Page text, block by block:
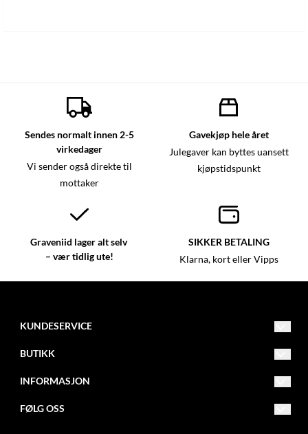
Sendes normalt innen 2-5
virkedager
Vi sender også direkte til
mottaker
Gavekjøp hele året
Julegaver kan byttes uansett
kjøpstidspunkt
Graveniid lager alt selv
– vær tidlig ute!
SIKKER BETALING
Klarna, kort eller Vipps
KUNDESERVICE
kundeservice@graveniid.no
Jorbajeakkáš 24, 9731 Karasjok
BUTIKK
INFORMASJON
Om oss
FØLG OSS